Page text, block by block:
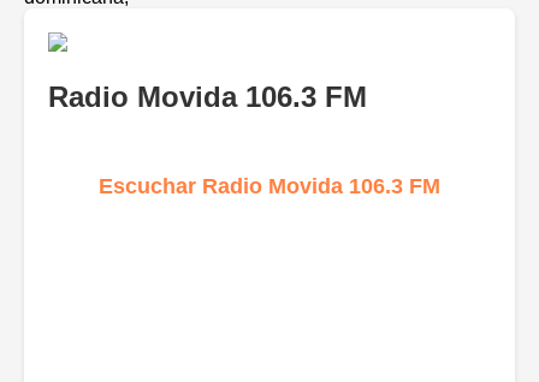
Radio Movida 106.3 FM
Escuchar Radio Movida 106.3 FM